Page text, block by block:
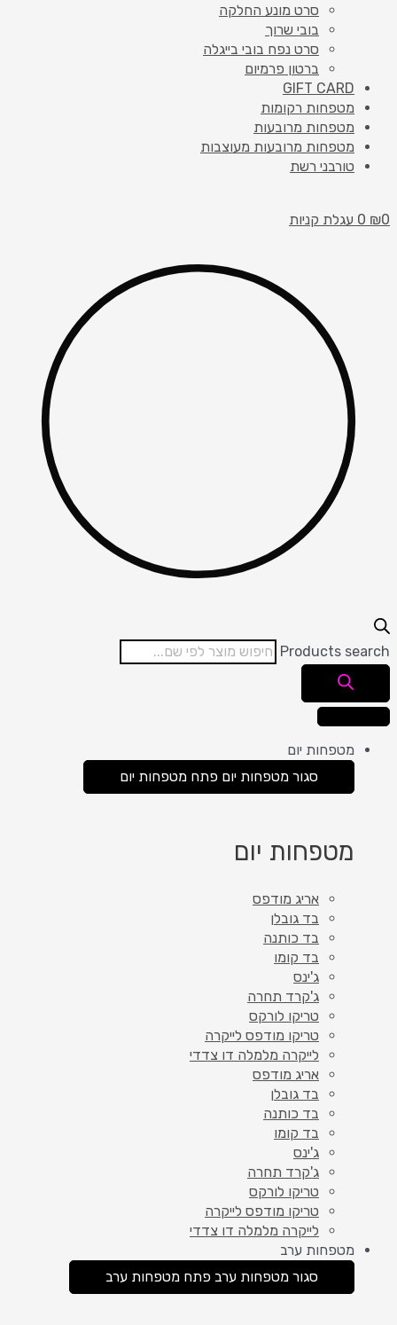
סרט מונע החלקה
בובי שרוך
סרט נפח בובי בייגלה
ברטון פרמיום
GIFT CARD
מטפחות רקומות
מטפחות מרובעות
מטפחות מרובעות מעוצבות
טורבני רשת
עגלת קניות
Products
מטפחות יום
סגור מטפחות יום פתח מטפחות יום
מטפחות יום
אריג מודפס
בד גובלן
בד כותנה
בד קומו
ג'ינס
ג'קרד תחרה
טריקו לורקס
טריקו מודפס לייקרה
לייקרה מלמלה דו צדדי
אריג מודפס
בד גובלן
בד כותנה
בד קומו
ג'ינס
ג'קרד תחרה
טריקו לורקס
טריקו מודפס לייקרה
לייקרה מלמלה דו צדדי
מטפחות ערב
סגור מטפחות ערב פתח מטפחות ערב